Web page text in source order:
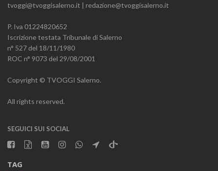
tvoggi@tvoggisalerno.it | redazione@tvoggisalerno.it
P. Iva 01224820652
Iscrizione testata Tribunale di Salerno
n° 527 del 18/11/1980
ROC n° 9073 del 29/08/2001
Copyright © TVOGGI Salerno.
All rights reserved.
SEGUICI SUI SOCIAL
TAG